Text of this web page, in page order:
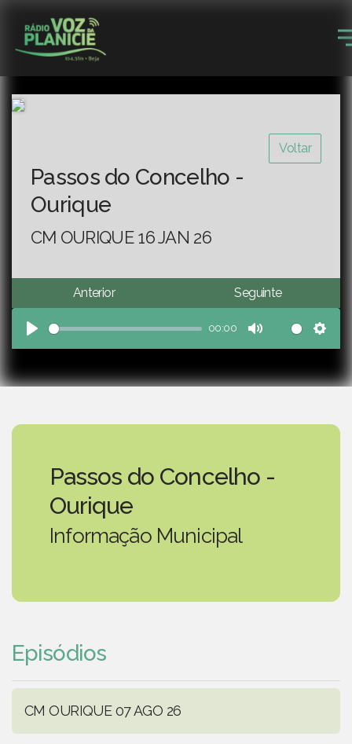
Voltar
Passos do Concelho -
Ourique
CM OURIQUE 16 JAN 26
Anterior Seguinte
Play
00:00
Mute
Passos do Concelho -
Ourique
Informação Municipal
Episódios
CM OURIQUE 07 AGO 26